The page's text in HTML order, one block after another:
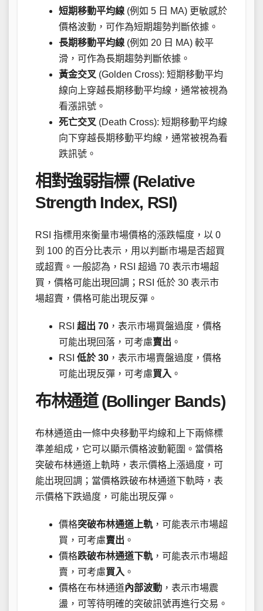
短期移動平均線 (例如 5 日 MA) 更敏感於
價格波動，可作為短期趨勢判斷依據。
長期移動平均線 (例如 20 日 MA) 較平
滑，可作為長期趨勢判斷依據。
黃金交叉 (Golden Cross): 短期移動平均
線向上穿越長期移動平均線，通常被視為
看漲訊號。
死亡交叉 (Death Cross): 短期移動平均線
向下穿越長期移動平均線，通常被視為看
跌訊號。
相對強弱指標 (Relative
Strength Index, RSI)
RSI 指標用來衡量市場價格的漲跌幅度，以 0
到 100 的百分比表示，用以判斷市場是否超買
或超賣。一般認為，RSI 超過 70 表示市場超
買，價格可能出現回調；RSI 低於 30 表示市
場超賣，價格可能出現反彈。
RSI 超出 70 ，表示市場買盤過度，價格
可能出現回落，可考慮賣出 。
RSI 低於 30 ，表示市場賣盤過度，價格
可能出現反彈，可考慮買入 。
布林通道 (Bollinger Bands)
布林通道由一條中央移動平均線和上下兩條標
準差組成，它可以顯示價格波動範圍。當價格
突破布林通道上軌時，表示價格上漲過度，可
能出現回調；當價格跌破布林通道下軌時，表
示價格下跌過度，可能出現反彈。
價格突破布林通道上軌，可能表示市場超
買，可考慮賣出 。
價格跌破布林通道下軌，可能表示市場超
賣，可考慮買入 。
價格在布林通道內部波動 ，表示市場震
盪，可等待明確的突破訊號再進行交易。